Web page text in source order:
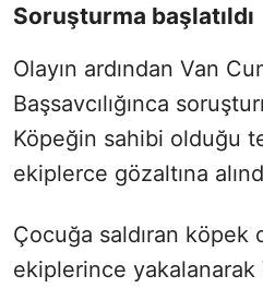
Soruşturma başlatıldı
Olayın ardından Van
Başsavcılığınca
Köpeğin sahibi olduğu
ekiplerce gözaltına
Çocuğa saldıran köpek
ekiplerince